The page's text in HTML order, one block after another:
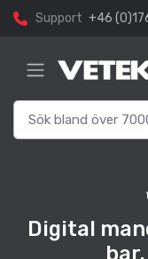
Support +46
Digital